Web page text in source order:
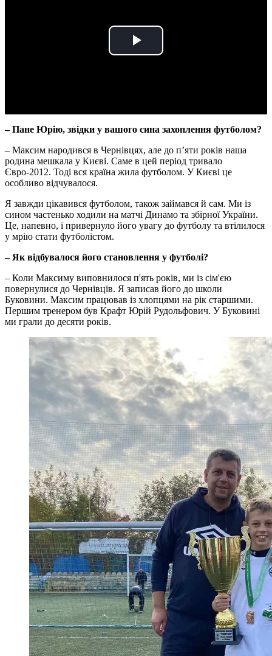
Play
– Пане Юрію, звідки у вашого сина захоплення футболом?
– Максим народився в Чернівцях, але до п’яти років наша
родина мешкала у Києві. Саме в цей період тривало
Євро-2012. Тоді вся країна жила футболом. У Києві це
особливо відчувалося.
Я завжди цікавився футболом, також займався й сам. Ми із
сином частенько ходили на матчі Динамо та збірної України.
Це, напевно, і привернуло його увагу до футболу та втілилося
у мрію стати футболістом.
– Як відбувалося його становлення у футболі?
– Коли Максиму виповнилося п'ять років, ми із сім'єю
повернулися до Чернівців. Я записав його до школи
Буковини. Максим працював із хлопцями на рік старшими.
Першим тренером був Крафт Юрій Рудольфович. У Буковині
ми грали до десяти років.